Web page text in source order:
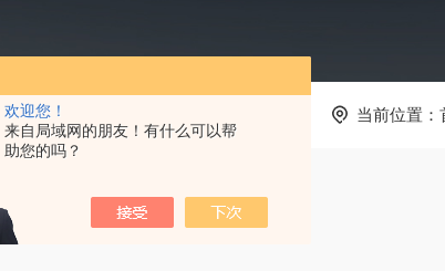
欢迎您！
来自局域网的朋友！有什么可以帮
助您的吗？
当前位置：